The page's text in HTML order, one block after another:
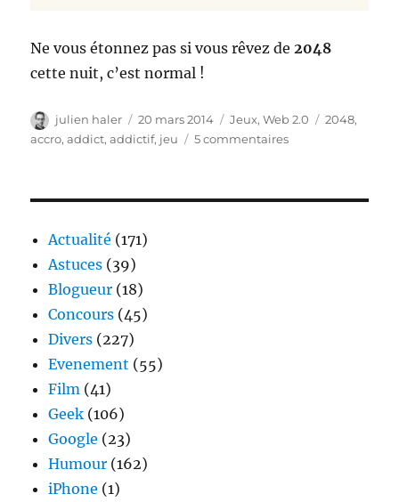
Ne vous étonnez pas si vous rêvez de2048
cette nuit, c’est normal !
Auteur
julien haler
Publié
le
20 mars 2014 Catégories
Jeux,Web 2.0 Étiquettes
2048,
accro,addict,addictif, jeu 5 commentairessur
Actualité (171)
Astuces (39)
Blogueur (18)
Concours (45)
Divers (227)
Evenement (55)
Film (41)
Geek (106)
Google (23)
Humour (162)
iPhone (1)